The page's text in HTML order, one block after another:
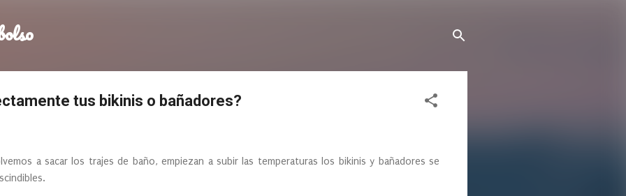
tus bikinis o bañadores?
a sacar los trajes de baño, empiezan a subir las temperaturas los bikinis y bañadores se